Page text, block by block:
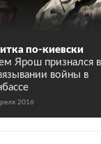
по-киевски
Ярош признался в
войны в
2016